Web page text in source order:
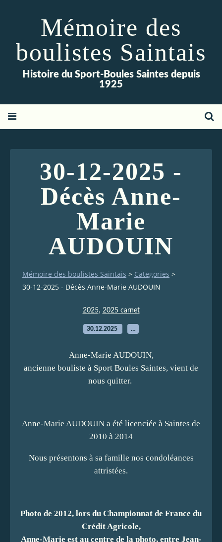
Mémoire des
boulistes Saintais
Histoire du Sport-Boules Saintes depuis
1925
30-12-2025 -
Décès Anne-
Marie
AUDOUIN
Mémoire des boulistes Saintais > Categories >
30-12-2025 - Décès Anne-Marie AUDOUIN
2025, 2025 carnet
30.12.2025 …
Anne-Marie AUDOUIN,
ancienne bouliste à Sport Boules Saintes, vient de
nous quitter.
Anne-Marie AUDOUIN a été licenciée à Saintes de
2010 à 2014
Nous présentons à sa famille nos condoléances
attristées.
Photo de 2012, lors du Championnat de France du
Crédit Agricole,
Anne-Marie est au centre de la photo, entre Jean-